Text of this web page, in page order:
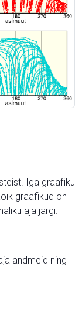
Iga graafiku
graafikud on
aja järgi.
andmeid ning